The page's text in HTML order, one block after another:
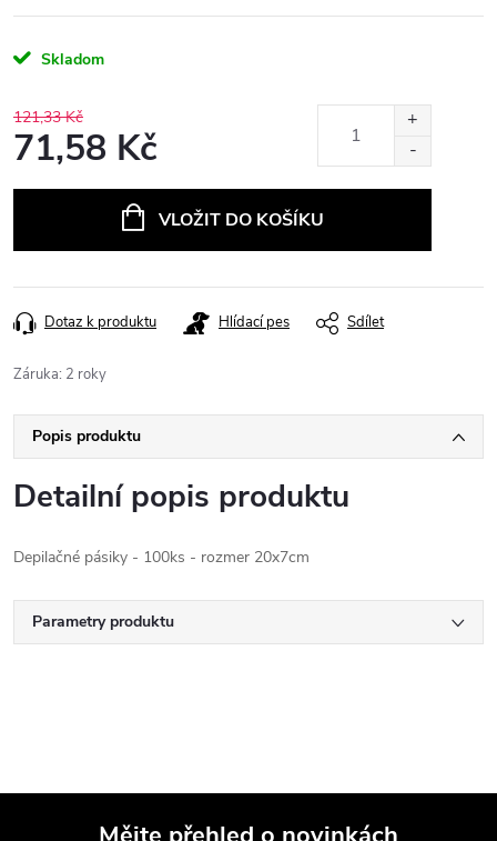
Skladom
121,33 Kč
71,58 Kč
VLOŽIT DO KOŠÍKU
Dotaz k produktu Hlídací pes Sdílet
Záruka: 2 roky
Popis produktu
Detailní popis produktu
Depilačné pásiky - 100ks - rozmer 20x7cm
Parametry produktu